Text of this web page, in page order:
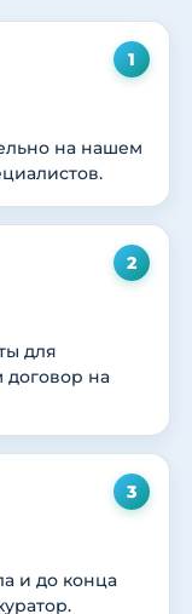
1
на нашем
2
для
договор на
3
и до конца